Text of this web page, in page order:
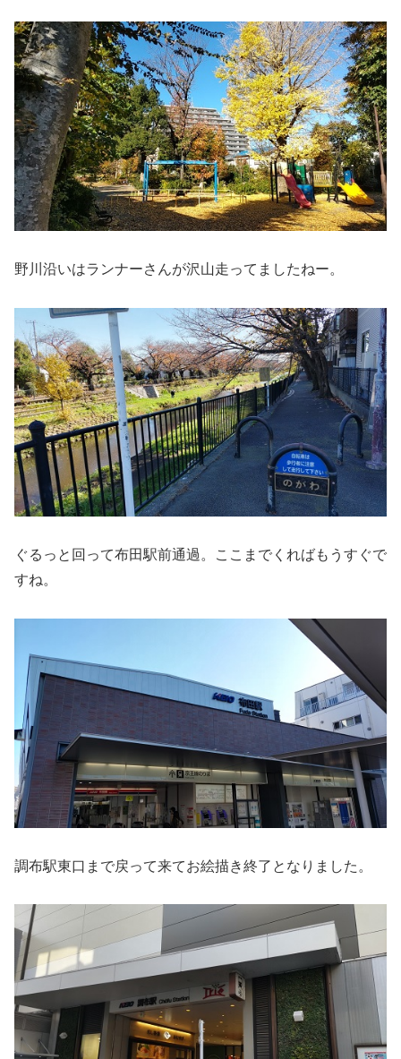
野川沿いはランナーさんが沢山走ってましたねー。
ぐるっと回って布田駅前通過。ここまでくればもうすぐで
すね。
調布駅東口まで戻って来てお絵描き終了となりました。